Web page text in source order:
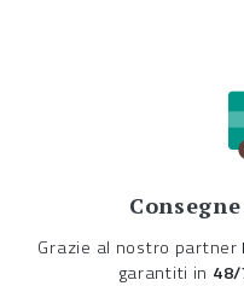
Grazie al nostro partner
garantiti in